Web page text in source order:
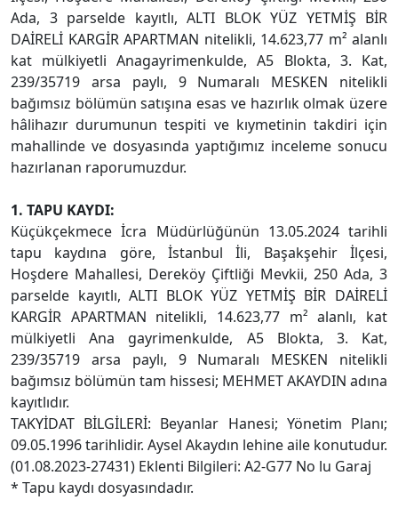
Ada, 3 parselde kayıtlı, ALTI BLOK YÜZ YETMİŞ BİR
DAİRELİ KARGİR APARTMAN nitelikli, 14.623,77 m² alanlı
kat mülkiyetli Anagayrimenkulde, A5 Blokta, 3. Kat,
239/35719 arsa paylı, 9 Numaralı MESKEN nitelikli
bağımsız bölümün satışına esas ve hazırlık olmak üzere
hâlihazır durumunun tespiti ve kıymetinin takdiri için
mahallinde ve dosyasında yaptığımız inceleme sonucu
hazırlanan raporumuzdur.
1. TAPU KAYDI:
Küçükçekmece İcra Müdürlüğünün 13.05.2024 tarihli
tapu kaydına göre, İstanbul İli, Başakşehir İlçesi,
Hoşdere Mahallesi, Dereköy Çiftliği Mevkii, 250 Ada, 3
parselde kayıtlı, ALTI BLOK YÜZ YETMİŞ BİR DAİRELİ
KARGİR APARTMAN nitelikli, 14.623,77 m² alanlı, kat
mülkiyetli Ana gayrimenkulde, A5 Blokta, 3. Kat,
239/35719 arsa paylı, 9 Numaralı MESKEN nitelikli
bağımsız bölümün tam hissesi; MEHMET AKAYDIN adına
kayıtlıdır.
TAKYİDAT BİLGİLERİ: Beyanlar Hanesi; Yönetim Planı;
09.05.1996 tarihlidir. Aysel Akaydın lehine aile konutudur.
(01.08.2023-27431) Eklenti Bilgileri: A2-G77 No lu Garaj
* Tapu kaydı dosyasındadır.